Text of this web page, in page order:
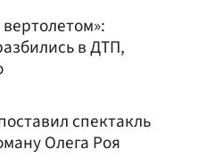
в ДТП,
спектакль
Олега Роя